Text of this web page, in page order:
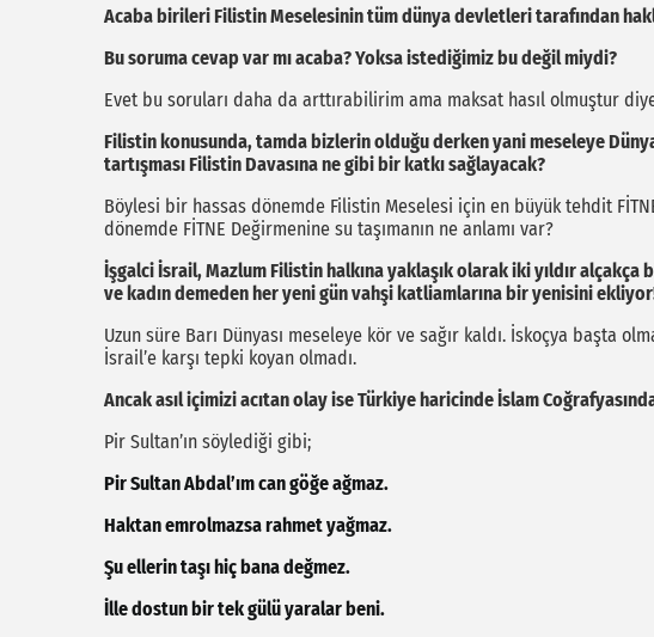
Acaba birileri Filistin Meselesinin tüm dünya devletleri tarafından
Bu soruma cevap var mı acaba? Yoksa istediğimiz bu değil miydi?
Evet bu soruları daha da arttırabilirim ama maksat hasıl olmuştur
Filistin konusunda, tamda bizlerin olduğu derken yani meseleye
tartışması Filistin Davasına ne gibi bir katkı sağlayacak?
Böylesi bir hassas dönemde Filistin Meselesi için en büyük tehdit
dönemde FİTNE Değirmenine su taşımanın ne anlamı var?
İşgalci İsrail, Mazlum Filistin halkına yaklaşık olarak iki yıldır
ve kadın demeden her yeni gün vahşi katliamlarına bir yenisini
Uzun süre Barı Dünyası meseleye kör ve sağır kaldı. İskoçya başta
İsrail’e karşı tepki koyan olmadı.
Ancak asıl içimizi acıtan olay ise Türkiye haricinde İslam
Pir Sultan’ın söylediği gibi;
Pir Sultan Abdal’ım can göğe ağmaz.
Haktan emrolmazsa rahmet yağmaz.
Şu ellerin taşı hiç bana değmez.
İlle dostun bir tek gülü yaralar beni.